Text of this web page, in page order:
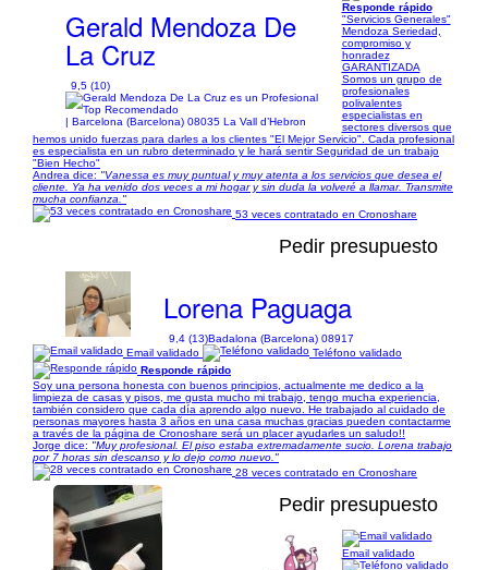
Gerald Mendoza De
La Cruz
9,5 (10)
| Barcelona (Barcelona) 08035 La Vall d’Hebron
Responde rápido
"Servicios Generales"
Mendoza Seriedad,
compromiso y
honradez
GARANTIZADA
Somos un grupo de
profesionales
polivalentes
especialistas en
sectores diversos que
hemos unido fuerzas para darles a los clientes "El Mejor Servicio". Cada profesional
es especialista en un rubro determinado y le hará sentir Seguridad de un trabajo
"Bien Hecho"
Andrea dice: "Vanessa es muy puntual y muy atenta a los servicios que desea el
cliente. Ya ha venido dos veces a mi hogar y sin duda la volveré a llamar. Transmite
mucha confianza."
53 veces contratado en Cronoshare
Pedir presupuesto
Lorena Paguaga
9,4 (13)Badalona (Barcelona) 08917
Email validado
Teléfono validado
Responde rápido
Soy una persona honesta con buenos principios, actualmente me dedico a la
limpieza de casas y pisos, me gusta mucho mi trabajo, tengo mucha experiencia,
también considero que cada día aprendo algo nuevo. He trabajado al cuidado de
personas mayores hasta 3 años en una casa muchas gracias pueden contactarme
a través de la página de Cronoshare será un placer ayudarles un saludo!!
Jorge dice: "Muy profesional. El piso estaba extremadamente sucio. Lorena trabajo
por 7 horas sin descanso y lo dejo como nuevo."
28 veces contratado en Cronoshare
Pedir presupuesto
Email validado